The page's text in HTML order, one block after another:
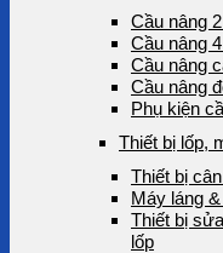
Cầu nâng
Cầu nâng
Cầu nâng
Cầu nâng
Phụ kiện
Thiết bị lốp,
Thiết bị
Máy láng
Thiết bị
lốp